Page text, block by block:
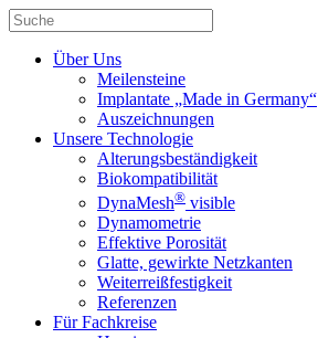
Über Uns
Meilensteine
Implantate „Made in Germany“
Auszeichnungen
Unsere Technologie
Alterungsbeständigkeit
Biokompatibilität
DynaMesh® visible
Dynamometrie
Effektive Porosität
Glatte, gewirkte Netzkanten
Weiterreißfestigkeit
Referenzen
Für Fachkreise